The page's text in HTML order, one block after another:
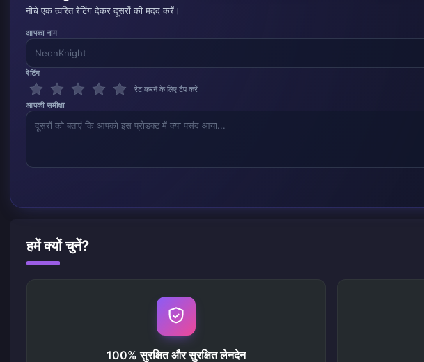
नीचे एक त्वरित रेटिंग देकर दूसरों की मदद करें।
आपका नाम
रेटिंग
रेट करने के लिए टैप करें
आपकी समीक्षा
हमें क्यों चुनें?
100% सुरक्षित और सुरक्षित लेनदेन